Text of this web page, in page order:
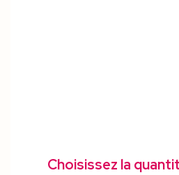
Choisissez la